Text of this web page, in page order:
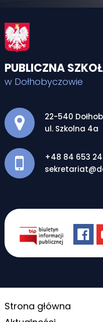
PUBLICZNA
w Dołhobyczowie
Adres
22-540
ul. Szkolna 4a
+48 84 653
Strona główna